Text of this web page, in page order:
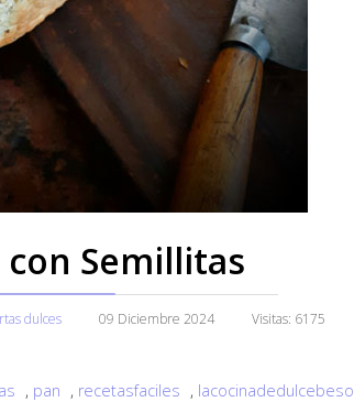
con Semillitas
dulces 09 Diciembre 2024 Visitas: 6175
, pan , recetasfaciles , lacocinadedulcebeso